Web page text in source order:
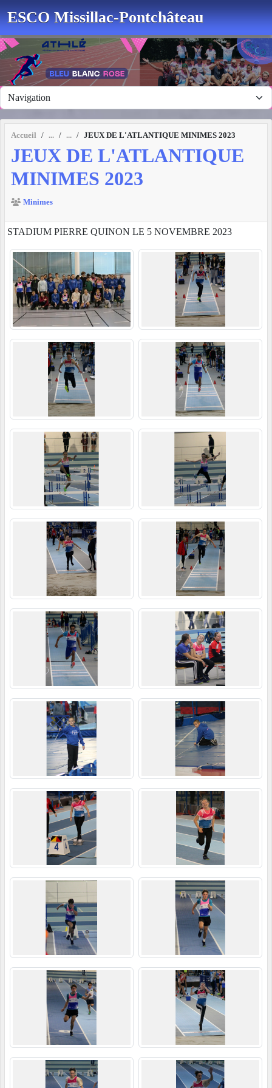
ESCO Missillac-Pontchâteau
Accueil JEUX DE L'ATLANTIQUE MINIMES 2023
JEUX DE L'ATLANTIQUE
MINIMES 2023
Minimes
STADIUM PIERRE QUINON LE 5 NOVEMBRE 2023